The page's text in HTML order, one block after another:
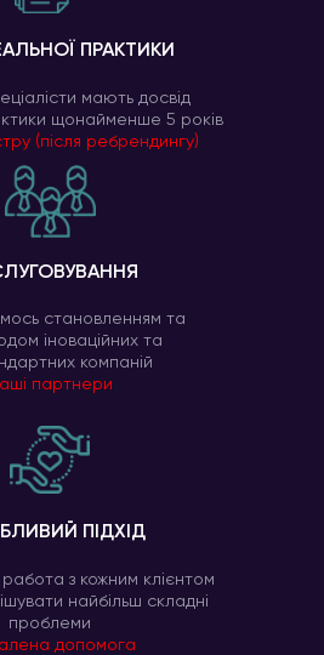
ПРАКТИКИ
мають досвід
щонайменше 5 років
(після ребрендингу)
ПІДХІД
работа з кожним клієнтом
найбільш складні
проблеми
допомога
становленням та
іноваційних та
компаній
партнери